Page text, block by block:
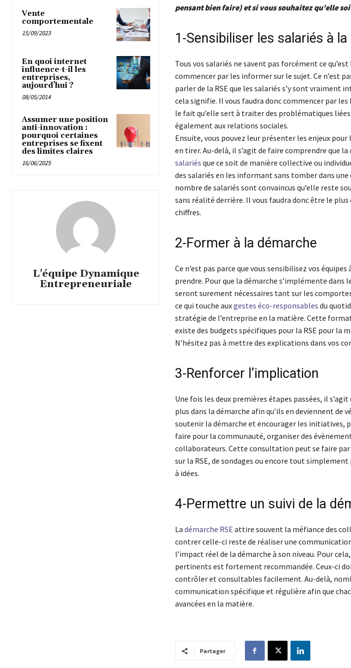
Vente
comportementale
15/09/2023
En quoi internet
influence-t-il les
entreprises,
aujourd’hui ?
08/05/2014
Assumer une position
anti-innovation :
pourquoi certaines
entreprises se fixent
des limites claires
16/06/2025
L'équipe Dynamique
Entrepreneuriale
pensant bien faire) et si vous souhaitez qu’elle
1-Sensibiliser les salariés à la
Tous vos salariés ne savent pas forcément ce
commencer par les informer sur le sujet. Ce n’est
parler de la RSE que les salariés s’y sont vraiment
cela signifie. Il vous faudra donc commencer par
le fait qu’elle sert à traiter des problématiques
également aux relations sociales.
Ensuite, vous pouvez leur présenter les enjeux
en tirer. Au-delà, il s’agit de faire comprendre que la
salariés que ce soit de manière collective ou
des salariés en les informant sans tomber dans
nombre de salariés sont convaincus qu’elle reste
sans réalité derrière. Il vous faudra donc être le
chiffres.
2-Former à la démarche
Ce n’est pas parce que vous sensibilisez vos équipes
prendre. Pour que la démarche s’implémente
seront surement nécessaires tant sur les
ce qui touche auxgestes éco-responsables du
stratégie de l’entreprise en la matière. Cette
existe des budgets spécifiques pour la RSE pour la
N’hésitez pas à mettre des explications dans vos
3-Renforcer l’implication
Une fois les deux premières étapes passées, il
plus dans la démarche afin qu’ils en deviennent de
soutenir la démarche et encourager les initiatives,
faire pour la communauté, organiser des
collaborateurs. Cette consultation peut se faire par
sur la RSE, de sondages ou encore tout
à idées.
4-Permettre un suivi de la
La démarche RSE attire souvent la méfiance des
contrer celle-ci reste de réaliser une
l’impact réel de la démarche à son niveau. Pour
pertinents est fortement recommandée. Ceux-ci
contrôler et consultables facilement. Au-delà,
communication spécifique et régulière afin que
avancées en la matière.
Partager